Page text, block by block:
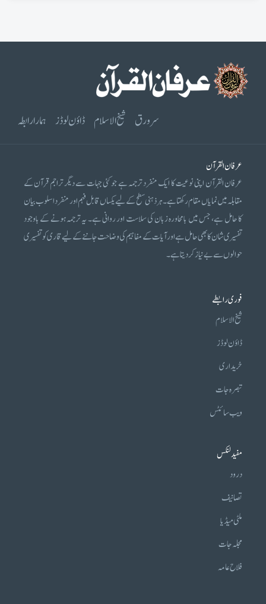
سرورق شیخ الاسلام ڈاؤن لوڈز ہمارا رابطہ
عرفان القرآن
عرفان القرآن اپنی نوعیت کا ایک منفرد ترجمہ ہے جو کئی جہات سے دیگر تراجم قرآن کے
مقابلہ میں نمایاں مقام رکھتا ہے۔ ہر ذہنی سطح کے لیے یکساں قابل فہم اور منفرد اسلوب بیان
کا حامل ہے، جس میں بامحاورہ زبان کی سلاست اور روانی ہے۔ یہ ترجمہ ہونے کے باوجود
تفسیری شان کا بھی حامل ہے اور آیات کے مفاہیم کی وضاحت جاننے کے لیے قاری کو تفسیری
حوالوں سے بے نیاز کر دیتا ہے۔
فوری رابطے
شیخ الاسلام
ڈاؤن لوڈز
خریداری
تبصرہ جات
ویب سائٹس
مفید لنکس
درود
تصانیف
ملٹی میڈیا
مجلہ جات
فلاح عامہ